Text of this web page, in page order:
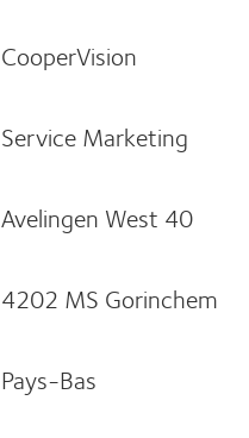
CooperVision
Service Marketing
Avelingen West 40
4202 MS Gorinchem
Pays-Bas